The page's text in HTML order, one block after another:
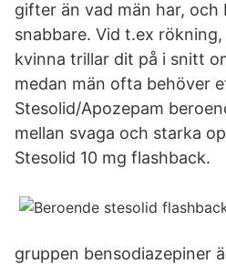
gifter än vad män har,
snabbare. Vid t.ex
kvinna trillar dit på i snitt
medan män ofta behöver
Stesolid/Apozepam
mellan svaga och starka
Stesolid 10 mg flashback.
gruppen bensodiazepiner